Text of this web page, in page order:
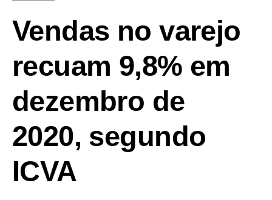
Vendas no varejo
recuam 9,8% em
dezembro de
2020, segundo
ICVA